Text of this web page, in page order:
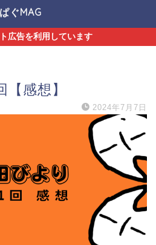
ぱぐMAG
広告を利用しています
感想】
2024年7月7日